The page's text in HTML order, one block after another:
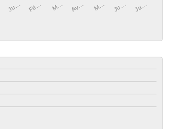
Ju… Fé… M… Av… M… Ju… Ju…